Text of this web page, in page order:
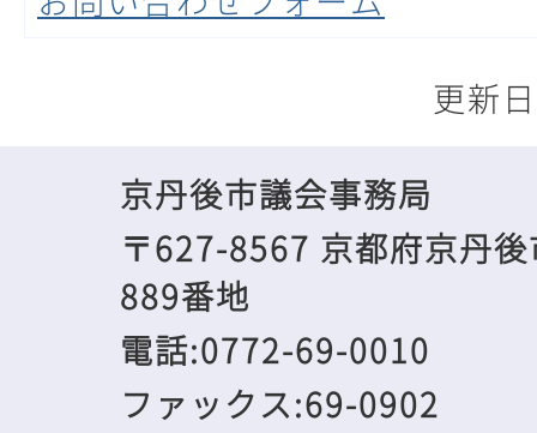
更新
京丹後市議会事務局
〒627-8567 京都府京丹
889番地
電話:0772-69-0010
ファックス:69-0902